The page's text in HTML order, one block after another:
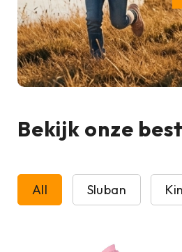
Bekijk onze
All Sluban